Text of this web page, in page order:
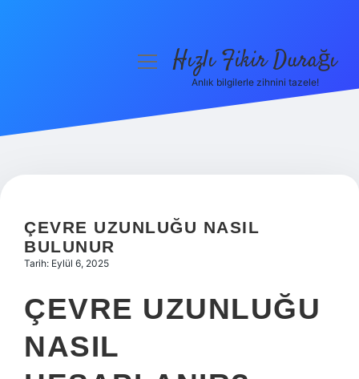
Hakkımızda
menüyüHızlı Fikir Durağı
Anlık bilgilerle zihnini tazele!
ÇEVRE UZUNLUĞU NASIL
BULUNUR
Tarih: Eylül 6, 2025
ÇEVRE UZUNLUĞU
NASIL